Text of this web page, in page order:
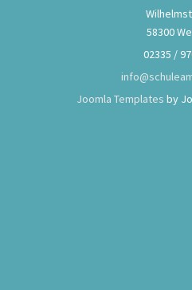
Projekttag58300
02335 /
Joomla Templates by